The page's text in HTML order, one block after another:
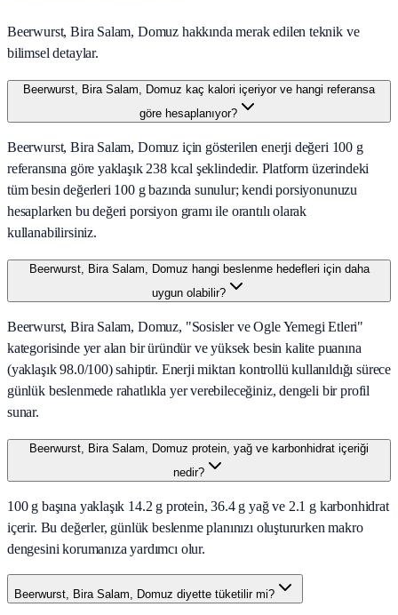
Beerwurst, Bira Salam, Domuz hakkında merak edilen teknik ve
bilimsel detaylar.
Beerwurst, Bira Salam, Domuz kaç kalori içeriyor ve hangi referansa
göre hesaplanıyor?
Beerwurst, Bira Salam, Domuz için gösterilen enerji değeri 100 g
referansına göre yaklaşık 238 kcal şeklindedir. Platform üzerindeki
tüm besin değerleri 100 g bazında sunulur; kendi porsiyonunuzu
hesaplarken bu değeri porsiyon gramı ile orantılı olarak
kullanabilirsiniz.
Beerwurst, Bira Salam, Domuz hangi beslenme hedefleri için daha
uygun olabilir?
Beerwurst, Bira Salam, Domuz, "Sosisler ve Ogle Yemegi Etleri"
kategorisinde yer alan bir üründür ve yüksek besin kalite puanına
(yaklaşık 98.0/100) sahiptir. Enerji miktarı kontrollü kullanıldığı sürece
günlük beslenmede rahatlıkla yer verebileceğiniz, dengeli bir profil
sunar.
Beerwurst, Bira Salam, Domuz protein, yağ ve karbonhidrat içeriği
nedir?
100 g başına yaklaşık 14.2 g protein, 36.4 g yağ ve 2.1 g karbonhidrat
içerir. Bu değerler, günlük beslenme planınızı oluştururken makro
dengesini korumanıza yardımcı olur.
Beerwurst, Bira Salam, Domuz diyette tüketilir mi?